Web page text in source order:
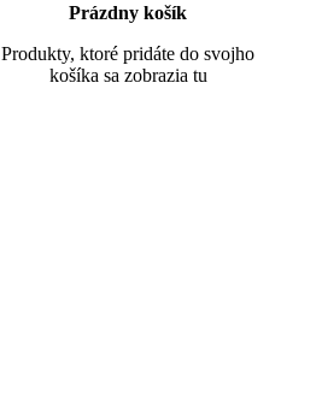
Prázdny košík
Produkty, ktoré pridáte do svojho
košíka sa zobrazia tu